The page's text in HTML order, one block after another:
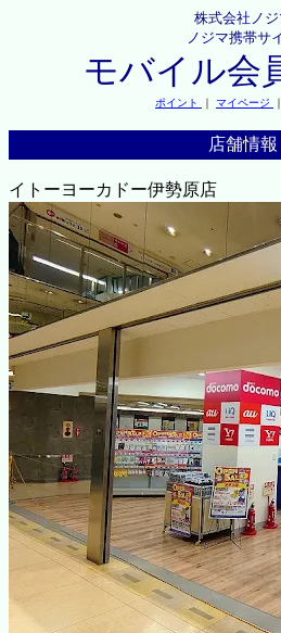
株式会社ノジ
ノジマ携帯サ
モバイル会
ポイント ｜ マイページ ｜
店舗情報
イトーヨーカドー伊勢原店